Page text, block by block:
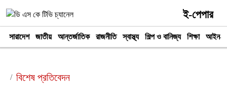
ই-পেপার
সারাদেশ জাতীয় আন্তর্জাতিক রাজনীতি স্বাস্থ্য শিল্প ও বানিজ্য শিক্ষা আইন-
বিশেষ প্রতিবেদন